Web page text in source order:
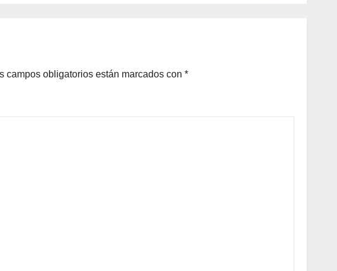
campos obligatorios están marcados con *